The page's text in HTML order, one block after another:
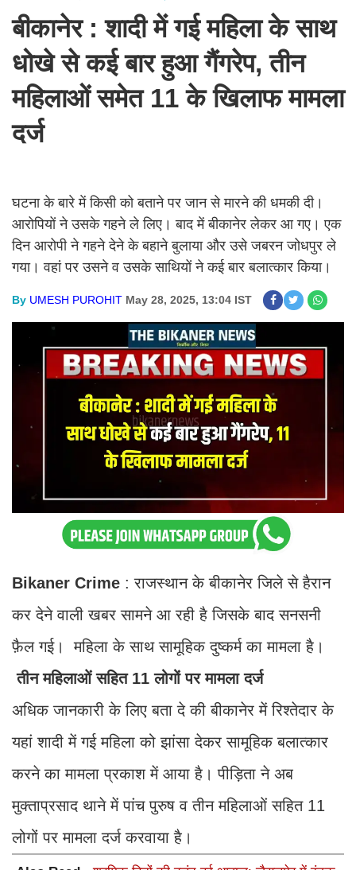
बीकानेर : शादी में गई महिला के साथ
धोखे से कई बार हुआ गैंगरेप, तीन
महिलाओं समेत 11 के खिलाफ मामला
दर्ज
घटना के बारे में किसी को बताने पर जान से मारने की धमकी दी।
आरोपियों ने उसके गहने ले लिए। बाद में बीकानेर लेकर आ गए। एक
दिन आरोपी ने गहने देने के बहाने बुलाया और उसे जबरन जोधपुर ले
गया। वहां पर उसने व उसके साथियों ने कई बार बलात्कार किया।
By UMESH PUROHIT May 28, 2025, 13:04 IST
Bikaner Crime : राजस्थान के बीकानेर जिले से हैरान
कर देने वाली खबर सामने आ रही है जिसके बाद सनसनी
फ़ैल गई। महिला के साथ सामूहिक दुष्कर्म का मामला है।
तीन महिलाओं सहित 11 लोगों पर मामला दर्ज
अधिक जानकारी के लिए बता दे की बीकानेर में रिश्तेदार के
यहां शादी में गई महिला को झांसा देकर सामूहिक बलात्कार
करने का मामला प्रकाश में आया है। पीड़िता ने अब
मुक्ताप्रसाद थाने में पांच पुरुष व तीन महिलाओं सहित 11
लोगों पर मामला दर्ज करवाया है।